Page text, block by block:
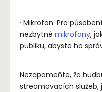
· Mikrofon: Pro
nezbytné mikrofony,
publiku, abyste ho
Nezapomeňte, že
streamovacích služeb,